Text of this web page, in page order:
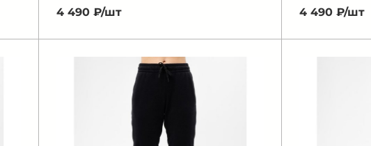
4 490 ₽/шт 4 490 ₽/шт